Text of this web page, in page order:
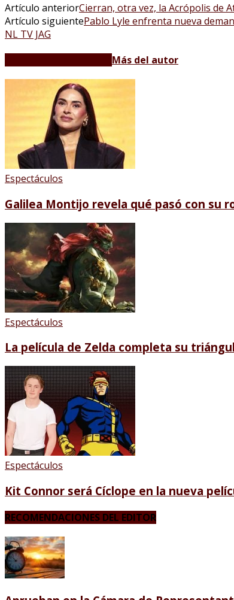
Artículo anteriorCierran, otra vez, la Acrópolis de
Artículo siguientePablo Lyle enfrenta nueva
NL TV JAG
Más del autor
Espectáculos
Galilea Montijo revela qué pasó con su
Espectáculos
La película de Zelda completa su
Espectáculos
Kit Connor será Cíclope en la nueva
RECOMENDACIONES DEL EDITOR